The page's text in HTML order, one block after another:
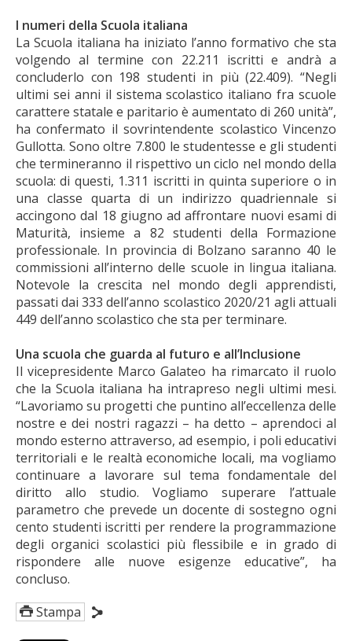
I numeri della Scuola italiana
La Scuola italiana ha iniziato l’anno formativo che sta
volgendo al termine con 22.211 iscritti e andrà a
concluderlo con 198 studenti in più (22.409). “Negli
ultimi sei anni il sistema scolastico italiano fra scuole
carattere statale e paritario è aumentato di 260 unità”,
ha confermato il sovrintendente scolastico Vincenzo
Gullotta. Sono oltre 7.800 le studentesse e gli studenti
che termineranno il rispettivo un ciclo nel mondo della
scuola: di questi, 1.311 iscritti in quinta superiore o in
una classe quarta di un indirizzo quadriennale si
accingono dal 18 giugno ad affrontare nuovi esami di
Maturità, insieme a 82 studenti della Formazione
professionale. In provincia di Bolzano saranno 40 le
commissioni all’interno delle scuole in lingua italiana.
Notevole la crescita nel mondo degli apprendisti,
passati dai 333 dell’anno scolastico 2020/21 agli attuali
449 dell’anno scolastico che sta per terminare.
Una scuola che guarda al futuro e all’Inclusione
Il vicepresidente Marco Galateo ha rimarcato il ruolo
che la Scuola italiana ha intrapreso negli ultimi mesi.
“Lavoriamo su progetti che puntino all’eccellenza delle
nostre e dei nostri ragazzi – ha detto – aprendoci al
mondo esterno attraverso, ad esempio, i poli educativi
territoriali e le realtà economiche locali, ma vogliamo
continuare a lavorare sul tema fondamentale del
diritto allo studio. Vogliamo superare l’attuale
parametro che prevede un docente di sostegno ogni
cento studenti iscritti per rendere la programmazione
degli organici scolastici più flessibile e in grado di
rispondere alle nuove esigenze educative”, ha
concluso.
Stampa